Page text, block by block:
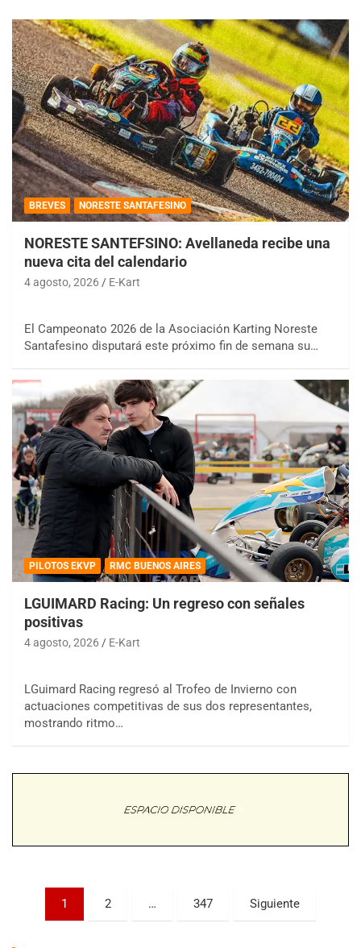
BREVES NORESTE SANTAFESINO
NORESTE SANTEFSINO: Avellaneda recibe una
nueva cita del calendario
4 agosto, 2026 E-Kart
El Campeonato 2026 de la Asociación Karting Noreste
Santafesino disputará este próximo fin de semana su…
PILOTOS EKVP RMC BUENOS AIRES
LGUIMARD Racing: Un regreso con señales
positivas
4 agosto, 2026 E-Kart
LGuimard Racing regresó al Trofeo de Invierno con
actuaciones competitivas de sus dos representantes,
mostrando ritmo…
Paginación
1 2 … 347 Siguiente
COBERTURA ESPECIAL DE E-KART.COM.AR
08/09-AGO
Trenque Lauquen (Buenos Aires)
Parque de la Velocidad (Asfalto)
Villaguay (Entre Ríos)